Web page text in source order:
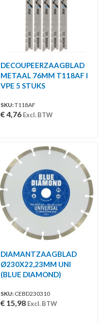
DECOUPEERZAAGBLAD
METAAL 76MM T118AF I
VPE 5 STUKS
SKU:T118AF
€4,76 Excl. BTW
DIAMANTZAAGBLAD
Ø230X22,23MM UNI
(BLUE DIAMOND)
SKU: CEBD230310
€ 15,98 Excl. BTW